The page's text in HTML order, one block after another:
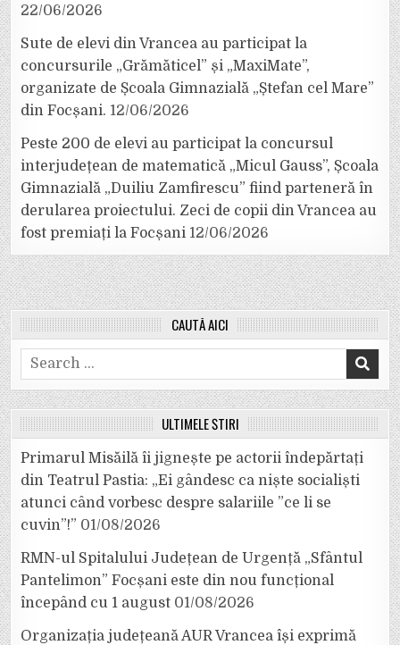
22/06/2026
Sute de elevi din Vrancea au participat la
concursurile „Grămăticel” și „MaxiMate”,
organizate de Școala Gimnazială „Ștefan cel Mare”
din Focșani. 12/06/2026
Peste 200 de elevi au participat la concursul
interjudețean de matematică „Micul Gauss”, Școala
Gimnazială „Duiliu Zamfirescu” fiind parteneră în
derularea proiectului. Zeci de copii din Vrancea au
fost premiați la Focșani 12/06/2026
CAUTĂ AICI
Search
for:
ULTIMELE ȘTIRI
Primarul Misăilă îi jignește pe actorii îndepărtați
din Teatrul Pastia: „Ei gândesc ca niște socialiști
atunci când vorbesc despre salariile ”ce li se
cuvin”!” 01/08/2026
RMN-ul Spitalului Județean de Urgență „Sfântul
Pantelimon” Focșani este din nou funcțional
începând cu 1 august 01/08/2026
Organizația județeană AUR Vrancea își exprimă